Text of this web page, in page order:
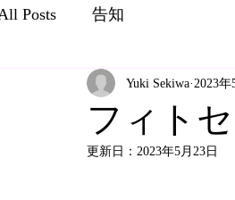
Posts 告知
フィト
Yuki Sekiwa 2023年
更新日： 2023年5月23日